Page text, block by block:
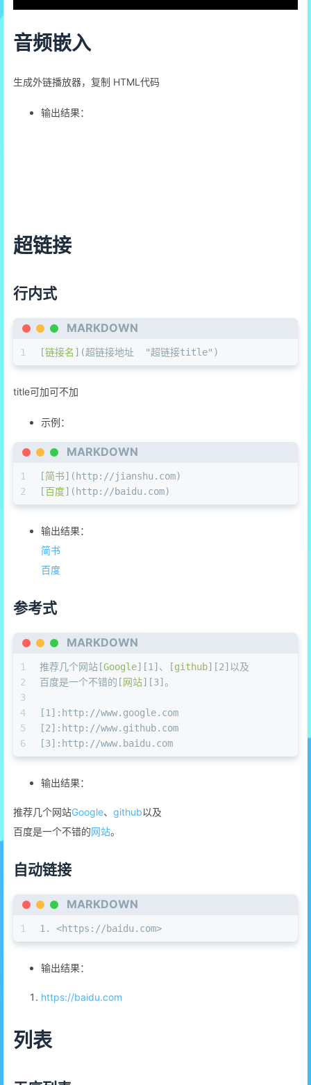
音频嵌入
生成外链播放器，复制 HTML代码
输出结果：
超链接
行内式
MARKDOWN
1 [链接名 ](超链接地址  "超链接title" )
title可加可不加
示例：
MARKDOWN
1
2
[简书]( http://jianshu.com)
[百度]( http://baidu.com)
输出结果：
简书
百度
参考式
MARKDOWN
1
2
3
4
5
6
推荐几个网站[Google][1 ]、[github][2]以及
百度是一个不错的[ 网站][3]。
[1 ]: http://www.google.com
[2]: http://www.github.com
[3]: http://www.baidu.com
输出结果：
推荐几个网站Google、 github以及
百度是一个不错的网站。
自动链接
MARKDOWN
1 1. <https://baidu.com>
输出结果：
https://baidu.com
列表